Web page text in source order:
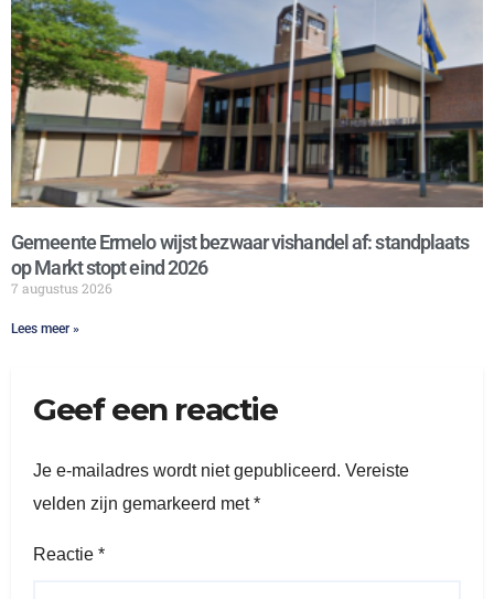
Gemeente Ermelo wijst bezwaar vishandel af: standplaats
op Markt stopt eind 2026
7 augustus 2026
Lees meer »
Geef een reactie
Je e-mailadres wordt niet gepubliceerd. Vereiste
velden zijn gemarkeerd met*
Reactie *